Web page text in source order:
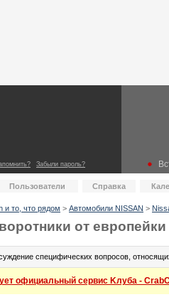
Забыли пароль?
Пользователи Справка
и то, что рядом > Автомобили NISSAN >
от
специфических вопросов,
официальный сервис Kлуба -